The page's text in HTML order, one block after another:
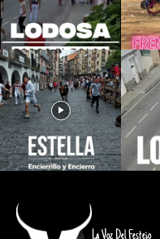
La Voz Del Festejo